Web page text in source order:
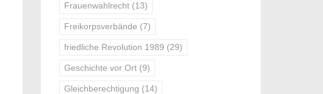
Frauenwahlrecht (13)
Freikorpsverbände (7)
friedliche Revolution 1989 (29)
Geschichte vor Ort (9)
Gleichberechtigung (14)